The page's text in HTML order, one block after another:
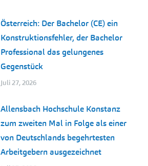
Österreich: Der Bachelor (CE) ein
Konstruktionsfehler, der Bachelor
Professional das gelungenes
Gegenstück
Juli 27, 2026
Allensbach Hochschule Konstanz
zum zweiten Mal in Folge als einer
von Deutschlands begehrtesten
Arbeitgebern ausgezeichnet